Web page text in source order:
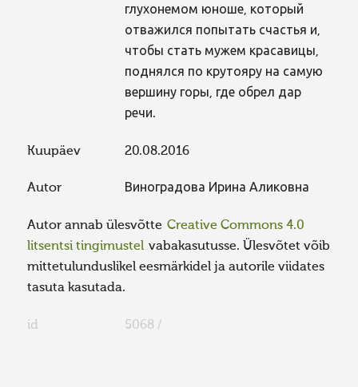
глухонемом юноше, который
отважился попытать счастья и,
чтобы стать мужем красавицы,
поднялся по крутояру на самую
вершину горы, где обрел дар
речи.
Kuupäev 20.08.2016
Autor Виноградова Ирина Аликовна
Autor annab ülesvõtte Creative Commons 4.0
litsentsi tingimustel vabakasutusse. Ülesvõtet võib
mittetulunduslikel eesmärkidel ja autorile viidates
tasuta kasutada.
id 5068 /